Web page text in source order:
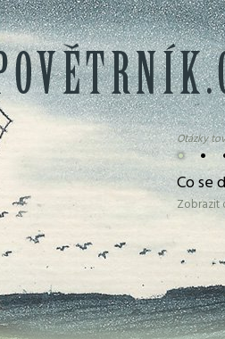
• •
Otázky
Co se